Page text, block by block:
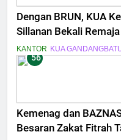
Dengan BRUN, KUA
Sillanan Bekali
Keluarga Sakinah
KANTOR KUA
56
Kemenag dan
Besaran Zakat Fitrah